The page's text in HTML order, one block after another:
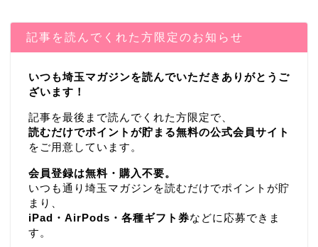
記事を読んでくれた方限定のお知らせ
いつも埼玉マガジンを読んでいただきありがとうご
ざいます！
記事を最後まで読んでくれた方限定で、
読むだけでポイントが貯まる無料の公式会員サイト
をご用意しています。
会員登録は無料・購入不要。
いつも通り埼玉マガジンを読むだけでポイントが貯
まり、
iPad・AirPods・各種ギフト券などに応募できま
す。